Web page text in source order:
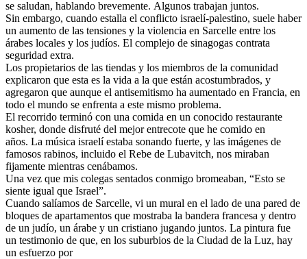
se saludan, hablando brevemente. Algunos trabajan juntos.
Sin embargo, cuando estalla el conflicto israelí-palestino, suele haber
un aumento de las tensiones y la violencia en Sarcelle entre los
árabes locales y los judíos. El complejo de sinagogas contrata
seguridad extra.
Los propietarios de las tiendas y los miembros de la comunidad
explicaron que esta es la vida a la que están acostumbrados, y
agregaron que aunque el antisemitismo ha aumentado en Francia, en
todo el mundo se enfrenta a este mismo problema.
El recorrido terminó con una comida en un conocido restaurante
kosher, donde disfruté del mejor entrecote que he comido en
años. La música israelí estaba sonando fuerte, y las imágenes de
famosos rabinos, incluido el Rebe de Lubavitch, nos miraban
fijamente mientras cenábamos.
Una vez que mis colegas sentados conmigo bromeaban, “Esto se
siente igual que Israel”.
Cuando salíamos de Sarcelle, vi un mural en el lado de una pared de
bloques de apartamentos que mostraba la bandera francesa y dentro
de un judío, un árabe y un cristiano jugando juntos. La pintura fue
un testimonio de que, en los suburbios de la Ciudad de la Luz, hay
un esfuerzo por